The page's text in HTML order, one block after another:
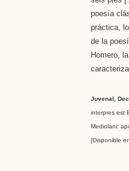
poesía
práctica,
de la
Homero,
Juvenal,
interpres est
Mediolani:
[Disponible